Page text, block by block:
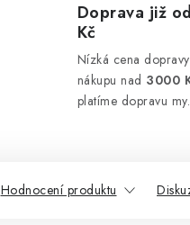
Doprava již
Kč
Nízká cena
nákupu nad 3000
platíme dopravu my.
Hodnocení produktu